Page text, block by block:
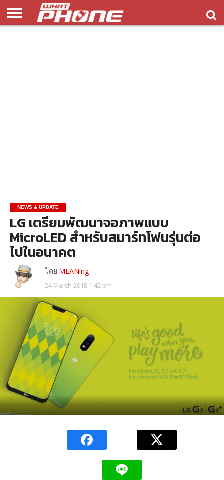
NEWS & UPDATE
LG เตรียมพัฒนาจอภาพแบบ
MicroLED สำหรับสมาร์ทโฟนรุ่นต่อ
ไปในอนาคต
โดย MEANing
24 March 2018 1:42 pm